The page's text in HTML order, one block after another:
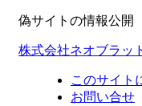
偽サイトの情報公開
株式会社ネオブラッ
このサイト
お問い合せ